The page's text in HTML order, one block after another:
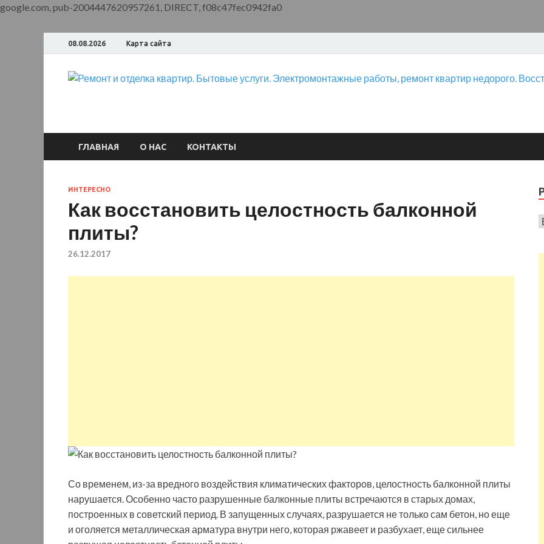
google.com, pub-2004447620957261, DIRECT, f08c47fec0942fa0
08.08.2026 Карта сайта
ГЛАВНАЯ О НАС КОНТАКТЫ
ИНТЕРЕСНО
Как восстановить целостность балконной
плиты?
26.12.2017
Со временем, из-за вредного воздействия климатических факторов, целостность балконной плиты
нарушается. Особенно часто разрушенные балконные плиты встречаются в старых домах,
построенных в советский период. В запущенных случаях, разрушается не только сам бетон, но еще
и оголяется металлическая арматура внутри него, которая ржавеет и разбухает, еще сильнее